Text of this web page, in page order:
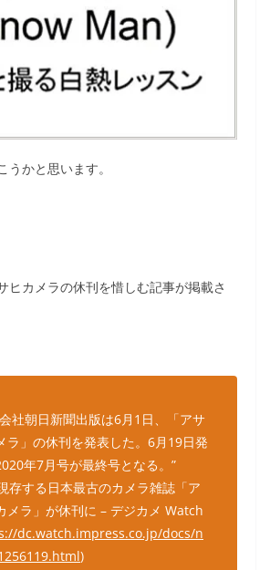
かと思います。
ヒカメラの休刊を惜しむ記事が掲載さ
社朝日新聞出版は6月1日、「アサ
ラ」の休刊を発表した。6月19日発
年7月号が最終号となる。”
存する日本最古のカメラ雑誌「ア
メラ」が休刊に – デジカメ Watch
dc.watch.impress.co.jp/docs/n
)